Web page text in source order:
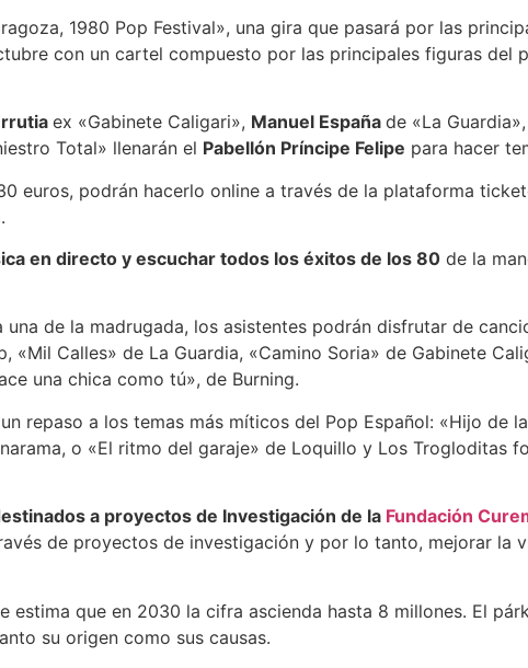
1980 Pop Festival», una gira que pasará por las
con un cartel compuesto por las principales figuras del
ex «Gabinete Caligari», Manuel España de «La Guardia»,
Total» llenarán el Pabellón Príncipe Felipe para hacer
euros, podrán hacerlo online a través de la plataforma
en directo y escuchar todos los éxitos de los 80 de la
de la madrugada, los asistentes podrán disfrutar de
«Mil Calles» de La Guardia, «Camino Soria» de Gabinete
una chica como tú», de Burning.
repaso a los temas más míticos del Pop Español: «Hijo de
o «El ritmo del garaje» de Loquillo y Los Trogloditas
a proyectos de Investigación de la Fundación
de proyectos de investigación y por lo tanto, mejorar la
estima que en 2030 la cifra ascienda hasta 8 millones. El
su origen como sus causas.